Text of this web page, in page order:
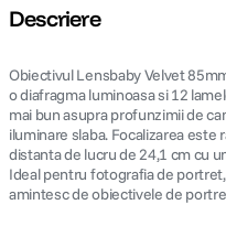
Descriere
Obiectivul Lensbaby Velvet
o diafragma luminoasa si 12
mai bun asupra profunzimii de
iluminare slaba. Focalizarea este
distanta de lucru de 24,1 cm cu
Ideal pentru fotografia de
amintesc de obiectivele de